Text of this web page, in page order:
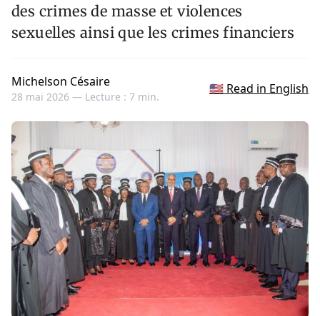
des crimes de masse et violences
sexuelles ainsi que les crimes financiers
Michelson Césaire
28 mai 2026 — Lecture : 7 min.
🇺🇸 Read in English